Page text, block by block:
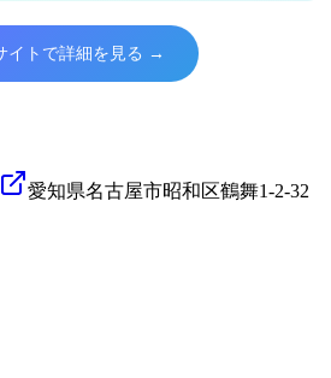
イトで詳細を見る →
愛知県名古屋市昭和区鶴舞1-2-32